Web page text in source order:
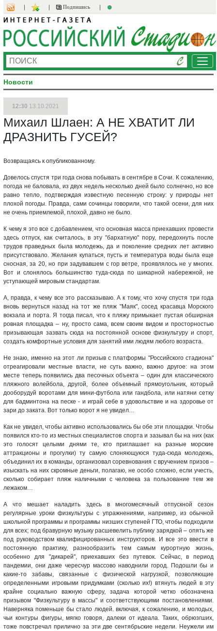
Подпишись
Новости
12:30 13.10.2021
Михаил Шлаен: А НЕ ХВАТИТ ЛИ
ДРАЗНИТЬ ГУСЕЙ?
Возвращаясь к опубликованному.
Довелось спустя три года снова побывать в сентябре в Сочи. К сожалению,
погода не баловала, из двух недель несколько дней было солнечно, но все
равно тепло, подтверждая известную песенную строку: у природы нет
плохой погоды. Правда, сами сочинцы говорили, что такой осени, для них
не очень приемлемой, плохой, давно не было.
К чему я это все с добавлением, что основная масса приехавших провести
здесь отпуск, как считалось, в эту "бархатную" пору, передохнуть после
трудов праведных была молодежь, да и поколение средних лет активно
присутствовало. Желания купаться, пусть и температура воды была еще
сносная, за 20, но при задувавшем с гор ветре, проявлялось не у многих.
Вот и слонялось большинство туда-сюда по шикарной набережной, не
уступающей мировым стандартам.
А, правда, к чему все это рассказываю. А к тому, что хочу спустя три года
вновь вернуться назад на тот же пляж "Маяк", сосед красавца Морского
вокзала и порта. Я тогда писал, что к пляжу примыкает пустая обширная
ровная площадка – ну, просто сама, всем своим видом и просторностью
призывающая зазвать сюда на постоянной основе физкультуру и спорт,
создать комфортные условия для занятий ими людям любого возраста.
Не знаю, именно на этот ли призыв с платформы "Российского стадиона"
отреагировали местные власти, не суть важно, важно другое: на этом
месте теперь появились два песочных объекта – один для классического
пляжного волейбола, другой, более объемный прямоугольник, который
дооборудуй воротами для мини-футбола или гандбола, или натяни сетку
для бадминтона на песке - и играй себе в удовольствие и на здоровье от
зари до заката. Вот только ворот я не увидел…
Как не увидел, чтобы активно использовались бы обе эти площадки. Чтобы
появился кто-то из местных специалистов спорта и зазывал бы на них (как
это голосят целыми днями те, кто приглашает на разные морские
аттракционы и прогулки) ту самую слоняющуюся туда-сюда молодежь,
объединил их в команды, организовал соревнования с вручением призов –
изыскать на них скромные деньги, полагаю, не особо сложно, если учесть,
сколько собирает пляж наличными с человека за пользование тем же
лежаком…
А что мешает наладить здесь в многомесячный отпускной сезон
регулярные уроки физкультуры с упражнениями, например, из обычной
школьной программы и программы низших ступеней ГТО, чтобы подходили
для всех; под бравурную музыку расшевелить публику зарядкой – опять же
под руководством квалифицированных инструкторов. И все это ввести в
постоянную практику, разнообразить тем самым курортную жизнь,
особенно для "дикарей", приехавших без путевок. Сейчас, в период
пандемии, они даже чересчур массово наводнили город. Подошли бы и
какие-то забавы, связанные с физической нагрузкой, позволяющие
определенными игровыми придумками (сколько их!) втянуть людей в эту
крайне социально важную сферу, задача которой четко обозначена
призывом "Физкультуру в массы" и соответствующими постановлениями.
Наверняка поменьше бы стало людей. включая, к сожалению, и молодых,
чьи контуры фигуры, мягко говоря, далеки от идеала. Таких, обрюзгших,
тоже повстречал прилично за эти две сентябрьские недели. Неужели им